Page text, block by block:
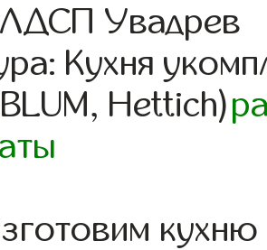
Увадрев
Кухня
Hettich)